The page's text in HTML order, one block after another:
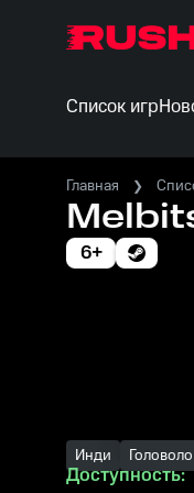
Список игр
Главная
6+
Инди
Доступность: